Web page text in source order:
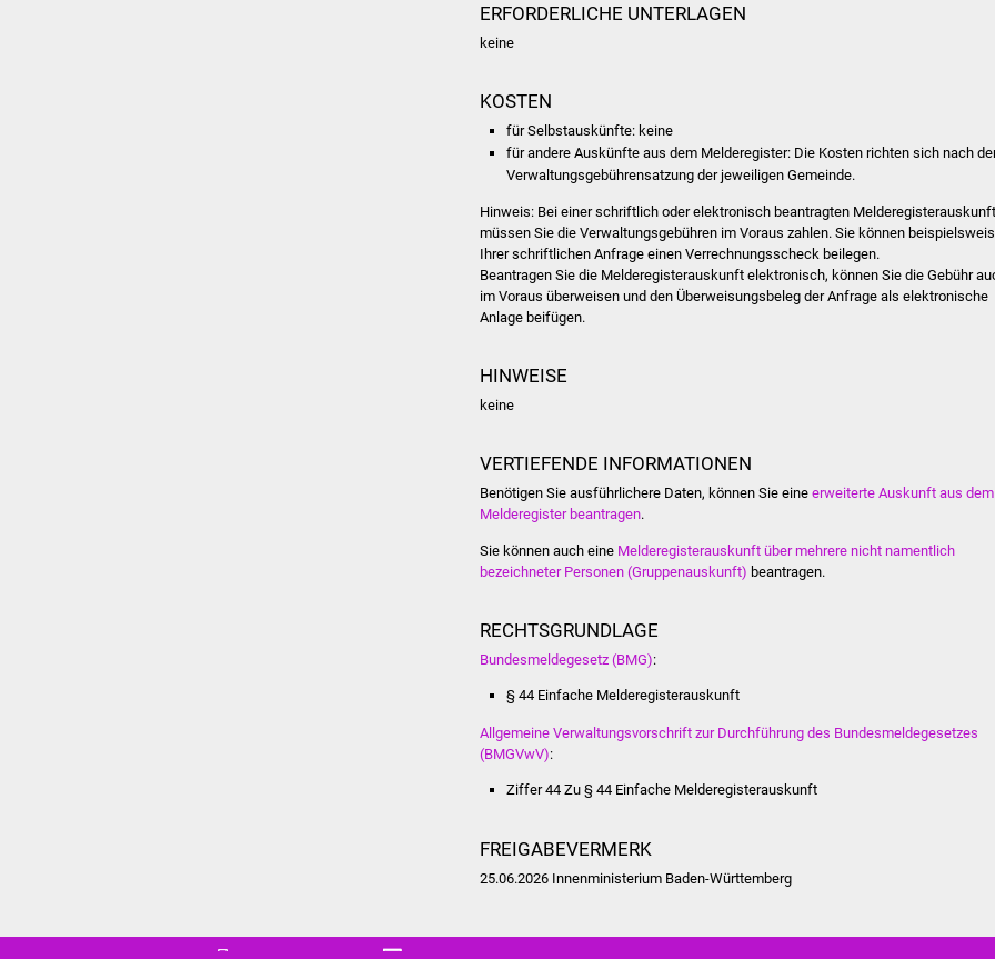
ERFORDERLICHE UNTERLAGEN
keine
KOSTEN
für Selbstauskünfte: keine
für andere Auskünfte aus dem Melderegister: Die Kosten richten sich nach
Verwaltungsgebührensatzung der jeweiligen Gemeinde.
Hinweis: Bei einer schriftlich oder elektronisch beantragten Melderegisterauskunft
müssen Sie die Verwaltungsgebühren im Voraus zahlen. Sie können
Ihrer schriftlichen Anfrage einen Verrechnungsscheck beilegen.
Beantragen Sie die Melderegisterauskunft elektronisch, können Sie die Gebühr
im Voraus überweisen und den Überweisungsbeleg der Anfrage als elektronische
Anlage beifügen.
HINWEISE
keine
VERTIEFENDE INFORMATIONEN
Benötigen Sie ausführlichere Daten, können Sie eine erweiterte Auskunft aus dem
Melderegister beantragen.
Sie können auch eine Melderegisterauskunft über mehrere nicht namentlich
bezeichneter Personen (Gruppenauskunft) beantragen.
RECHTSGRUNDLAGE
Bundesmeldegesetz (BMG):
§ 44 Einfache Melderegisterauskunft
Allgemeine Verwaltungsvorschrift zur Durchführung des Bundesmeldegesetzes
(BMGVwV):
Ziffer 44 Zu § 44 Einfache Melderegisterauskunft
FREIGABEVERMERK
25.06.2026 Innenministerium Baden-Württemberg